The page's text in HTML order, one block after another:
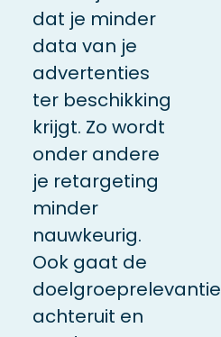
dat je minder
data van je
advertenties
ter beschikking
krijgt. Zo wordt
onder andere
je retargeting
minder
nauwkeurig.
Ook gaat de
doelgroeprelevantie
achteruit en